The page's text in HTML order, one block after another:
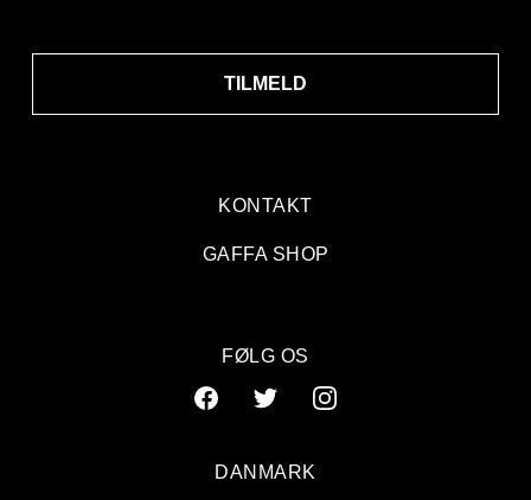
KONTAKT
GAFFA SHOP
TILMELD
FØLG OS
DANMARK